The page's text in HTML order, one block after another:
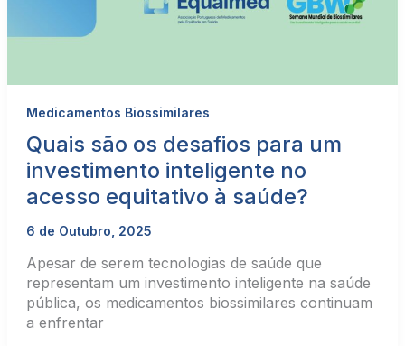
Medicamentos Biossimilares
Quais são os desafios para um
investimento inteligente no
acesso equitativo à saúde?
6 de Outubro, 2025
Apesar de serem tecnologias de saúde que
representam um investimento inteligente na saúde
pública, os medicamentos biossimilares continuam
a enfrentar